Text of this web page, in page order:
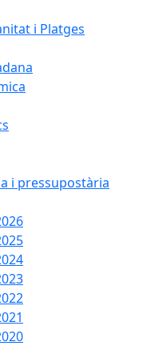
i Platges
i pressupostària